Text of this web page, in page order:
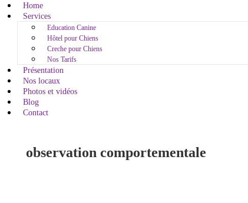
Home
Services
Education Canine
Hôtel pour Chiens
Creche pour Chiens
Nos Tarifs
Présentation
Nos locaux
Photos et vidéos
Blog
Contact
observation comportementale